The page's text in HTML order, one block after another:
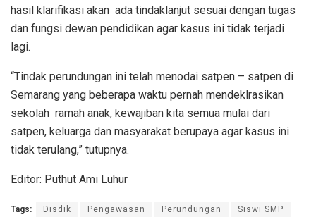
hasil klarifikasi akan ada tindaklanjut sesuai dengan tugas
dan fungsi dewan pendidikan agar kasus ini tidak terjadi
lagi.
“Tindak perundungan ini telah menodai satpen – satpen di
Semarang yang beberapa waktu pernah mendeklrasikan
sekolah ramah anak, kewajiban kita semua mulai dari
satpen, keluarga dan masyarakat berupaya agar kasus ini
tidak terulang,” tutupnya.
Editor: Puthut Ami Luhur
Tags: Disdik Pengawasan Perundungan Siswi SMP